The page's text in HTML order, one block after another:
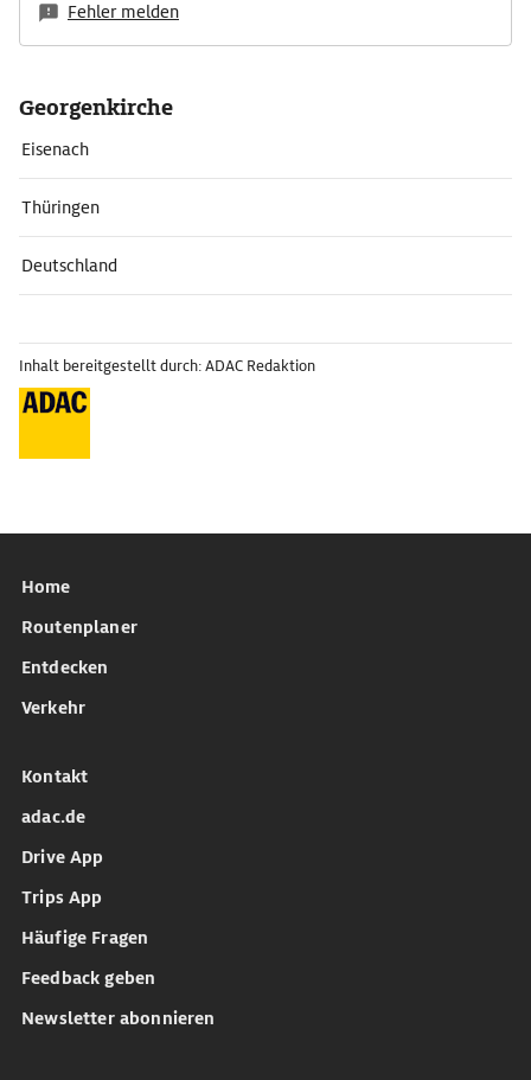
Fehler melden
Georgenkirche
Eisenach
Thüringen
Deutschland
Inhalt bereitgestellt durch: ADAC Redaktion
Home
Routenplaner
Entdecken
Verkehr
Kontakt
adac.de
Drive App
Trips App
Häufige Fragen
Feedback geben
Newsletter abonnieren